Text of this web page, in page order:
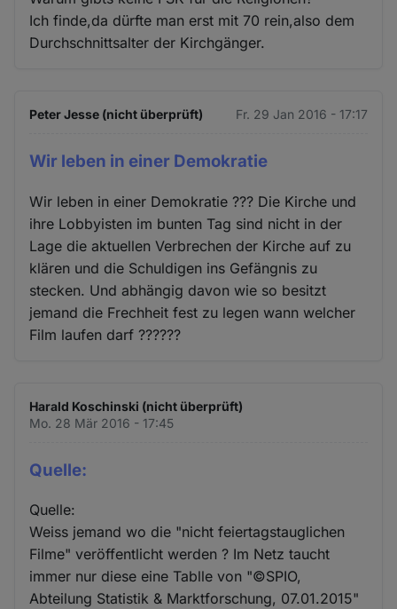
Ich finde,da dürfte man erst mit 70 rein,also dem
Durchschnittsalter der Kirchgänger.
Peter Jesse (nicht überprüft) Fr. 29 Jan 2016 - 17:17
Wir leben in einer Demokratie
Wir leben in einer Demokratie ??? Die Kirche und
ihre Lobbyisten im bunten Tag sind nicht in der
Lage die aktuellen Verbrechen der Kirche auf zu
klären und die Schuldigen ins Gefängnis zu
stecken. Und abhängig davon wie so besitzt
jemand die Frechheit fest zu legen wann welcher
Film laufen darf ??????
Harald Koschinski (nicht überprüft)
Mo. 28 Mär 2016 - 17:45
Quelle:
Quelle:
Weiss jemand wo die "nicht feiertagstauglichen
Filme" veröffentlicht werden ? Im Netz taucht
immer nur diese eine Tablle von "©SPIO,
Abteilung Statistik & Marktforschung, 07.01.2015"